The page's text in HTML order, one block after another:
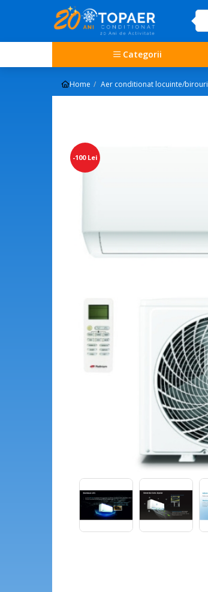
Categorii
Home Aer conditionat locuinte/birouri
-100 Lei